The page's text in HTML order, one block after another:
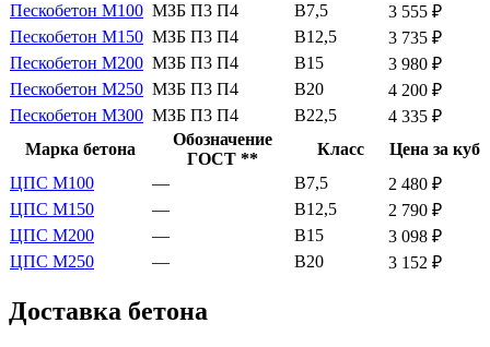
Пескобетон М100 МЗБ П3 П4 В7,5
3 555 ₽
Пескобетон М150 МЗБ П3 П4 В12,5
3 735 ₽
Пескобетон М200 МЗБ П3 П4 В15
3 980 ₽
Пескобетон М250 МЗБ П3 П4 В20
4 200 ₽
Пескобетон М300 МЗБ П3 П4 В22,5
4 335 ₽
Марка бетона
Обозначение
ГОСТ **
Класс
Цена за куб
ЦПС М100
— В7,5
2 480 ₽
ЦПС М150
— В12,5
2 790 ₽
ЦПС М200
— В15
3 098 ₽
ЦПС М250
— В20 3 152 ₽
Доставка бетона